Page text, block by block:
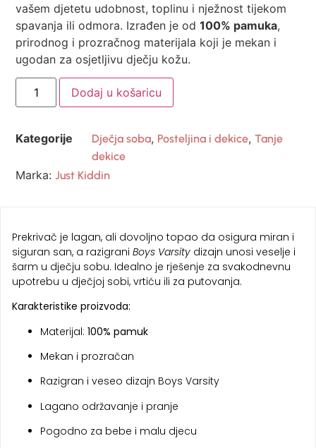
vašem djetetu udobnost, toplinu i nježnost tijekom
spavanja ili odmora. Izrađen je od100% pamuka,
prirodnog i prozračnog materijala koji je mekan i
ugodan za osjetljivu dječju kožu.
Dodaj u košaricu
Kategorije Dječja soba, Posteljina i dekice,Tanje
dekice
Marka: Just Kiddin
Prekrivač je lagan, ali dovoljno topao da osigura miran i
siguran san, a razigrani Boys Varsity dizajn unosi veselje i
šarm u dječju sobu. Idealno je rješenje za svakodnevnu
upotrebu u dječjoj sobi, vrtiću ili za putovanja.
Karakteristike proizvoda:
Materijal: 100% pamuk
Mekan i prozračan
Razigran i veseo dizajn Boys Varsity
Lagano održavanje i pranje
Pogodno za bebe i malu djecu